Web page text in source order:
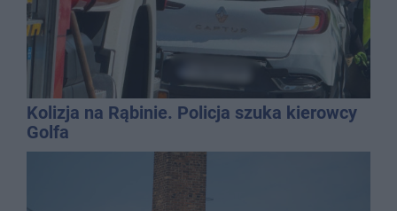
Kolizja na Rąbinie. Policja szuka kierowcy
Golfa